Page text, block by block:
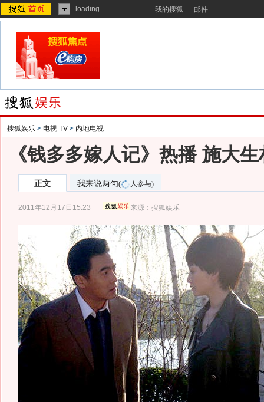
loading... 我的搜狐 邮件
搜狐娱乐 > 电视 TV > 内地电视
《钱多多嫁人记》热播 施大
正文 我来说两句( 人参与)
2011年12月17日15:23 来源：搜狐娱乐